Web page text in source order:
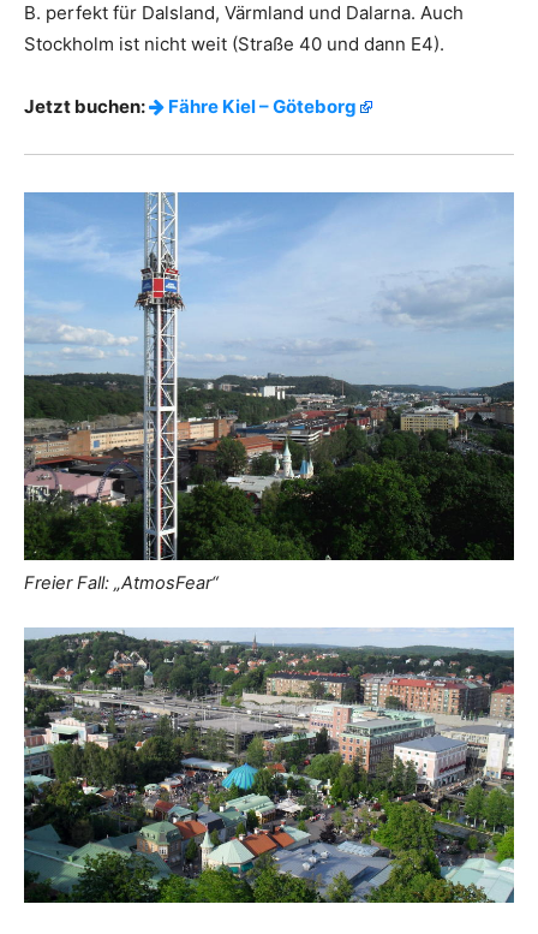
B. perfekt für Dalsland, Värmland und Dalarna. Auch
Stockholm ist nicht weit (Straße 40 und dann E4).
Jetzt buchen: Fähre Kiel – Göteborg
Freier Fall: „AtmosFear“